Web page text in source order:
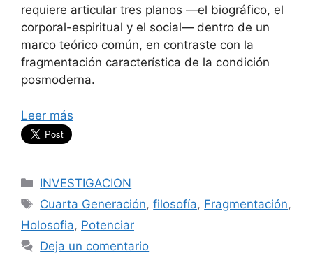
requiere articular tres planos —el biográfico, el
corporal-espiritual y el social— dentro de un
marco teórico común, en contraste con la
fragmentación característica de la condición
posmoderna.
Leer más
Categorías
INVESTIGACION
Etiquetas
Cuarta Generación,filosofía, Fragmentación,
Holosofia, Potenciar
Deja un comentario